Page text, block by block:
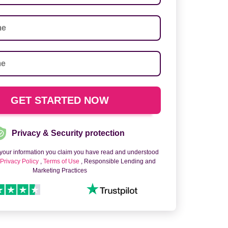
Privacy & Security protection
information you claim you have read and understood
Privacy Policy ,Terms of Use , Responsible Lending and
Marketing Practices